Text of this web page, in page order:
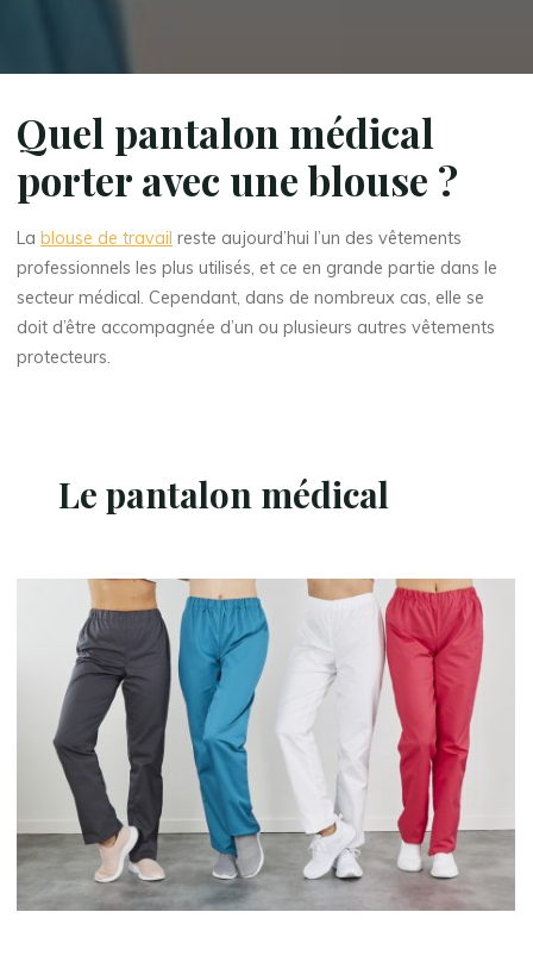
Quel pantalon médical
porter avec une blouse ?
Lablouse de travail reste aujourd’hui l’un des vêtements
professionnels les plus utilisés, et ce en grande partie dans le
secteur médical. Cependant, dans de nombreux cas, elle se
doit d’être accompagnée d’un ou plusieurs autres vêtements
protecteurs.
Le pantalon médical